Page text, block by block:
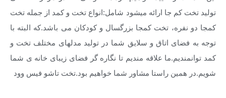
تولید تخت کم جا ارائه میشود شامل:انواع تخت و کمد از جمله تخت
کمجا دو نفره، تخت کمجا بزرگسال و کودکان می باشد.که البته با
توجه به فضای اتاق و سلایق شما در تولید مدلهای مختلف تخت و
کمد توانمندیم.ما علاقه مندیم تا نگاره گر فضای زیبای خانه ی شما
شویم.در همین راستا مشاور شما خواهیم بود.تخت تاشو فیس وود